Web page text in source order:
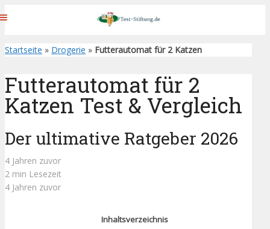
Startseite » Drogerie » Futterautomat für 2 Katzen
Futterautomat für 2
Katzen Test & Vergleich
Der ultimative Ratgeber 2026
4 Jahren zuvor
2 min Lesezeit
4 Jahren zuvor
Inhaltsverzeichnis